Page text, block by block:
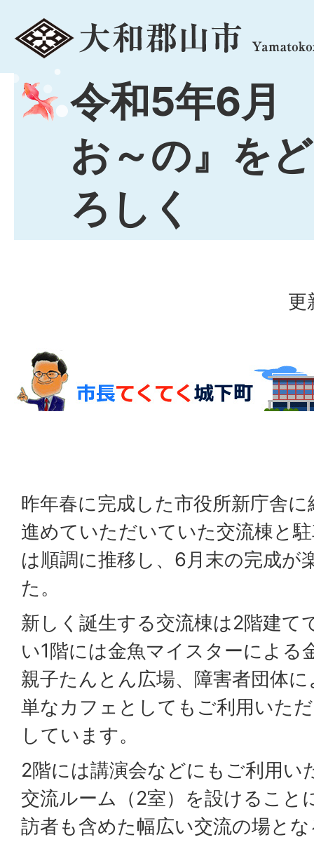
menu
令和5年6月
お～の』を
ろしく
更
昨年春に完成した市役所新庁舎
進めていただいていた交流棟と
は順調に推移し、6月末の完成が
た。
新しく誕生する交流棟は2階建て
い1階には金魚マイスターによる
親子たんとん広場、障害者団体
単なカフェとしてもご利用いた
しています。
2階には講演会などにもご利用い
交流ルーム（2室）を設けること
訪者も含めた幅広い交流の場と